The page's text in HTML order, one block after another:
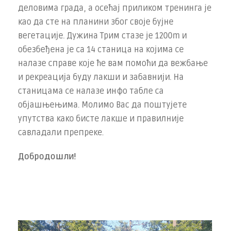
деловима града, а осећај приликом тренинга је
као да сте на планини због своје бујне
вегетације. Дужина Трим стазе је 1200m и
обезбеђена је са 14 станица на којима се
налазе справе које ће вам помоћи да вежбање
и рекреација буду лакши и забавнији. На
станицама се налазе инфо табле са
објашњењима. Молимо Вас да поштујете
упутства како бисте лакше и правилније
савладали препреке.
Добродошли!